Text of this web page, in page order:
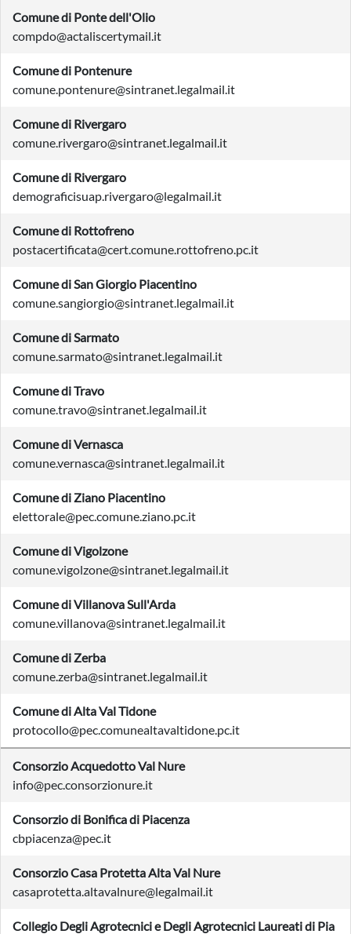
Comune di Ponte dell'Olio
compdo@actaliscertymail.it
Comune di Pontenure
comune.pontenure@sintranet.legalmail.it
Comune di Rivergaro
comune.rivergaro@sintranet.legalmail.it
Comune di Rivergaro
demograficisuap.rivergaro@legalmail.it
Comune di Rottofreno
postacertificata@cert.comune.rottofreno.pc.it
Comune di San Giorgio Piacentino
comune.sangiorgio@sintranet.legalmail.it
Comune di Sarmato
comune.sarmato@sintranet.legalmail.it
Comune di Travo
comune.travo@sintranet.legalmail.it
Comune di Vernasca
comune.vernasca@sintranet.legalmail.it
Comune di Ziano Piacentino
elettorale@pec.comune.ziano.pc.it
Comune di Vigolzone
comune.vigolzone@sintranet.legalmail.it
Comune di Villanova Sull'Arda
comune.villanova@sintranet.legalmail.it
Comune di Zerba
comune.zerba@sintranet.legalmail.it
Comune di Alta Val Tidone
protocollo@pec.comunealtavaltidone.pc.it
Consorzio Acquedotto Val Nure
info@pec.consorzionure.it
Consorzio di Bonifica di Piacenza
cbpiacenza@pec.it
Consorzio Casa Protetta Alta Val Nure
casaprotetta.altavalnure@legalmail.it
Collegio Degli Agrotecnici e Degli Agrotecnici Laureati di Pia